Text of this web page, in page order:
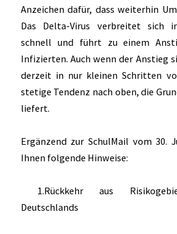
Anzeichen dafür, dass weiterhin
Das Delta-Virus verbreitet sich
schnell und führt zu einem
Infizierten. Auch wenn der Anstieg
derzeit in nur kleinen Schritten
stetige Tendenz nach oben, die
liefert.
Ergänzend zur SchulMail vom 30.
Ihnen folgende Hinweise:
1.Rückkehr aus
Deutschlands